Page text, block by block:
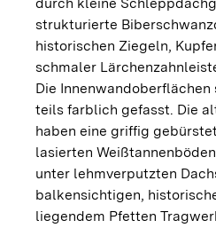
strukturierte
historischen Ziegeln,
schmaler
Die
teils farblich gefasst. Die
haben eine griffig
lasierten
unter lehmverputzten
balkensichtigen,
liegendem Pfetten